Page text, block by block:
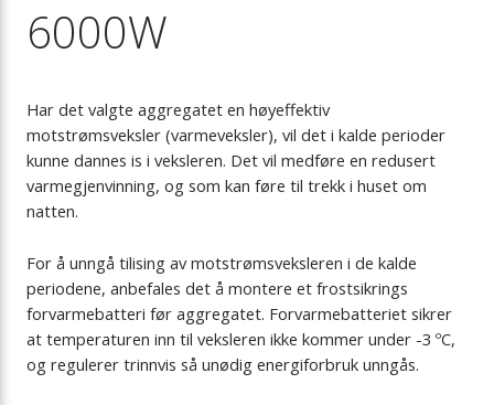
6000W
Har det valgte aggregatet en høyeffektiv
motstrømsveksler (varmeveksler), vil det i kalde perioder
kunne dannes is i veksleren. Det vil medføre en redusert
varmegjenvinning, og som kan føre til trekk i huset om
natten.
For å unngå tilising av motstrømsveksleren i de kalde
periodene, anbefales det å montere et frostsikrings
forvarmebatteri før aggregatet. Forvarmebatteriet sikrer
at temperaturen inn til veksleren ikke kommer under -3 ºC,
og regulerer trinnvis så unødig energiforbruk unngås.